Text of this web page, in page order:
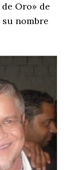
Oro» de
nombre